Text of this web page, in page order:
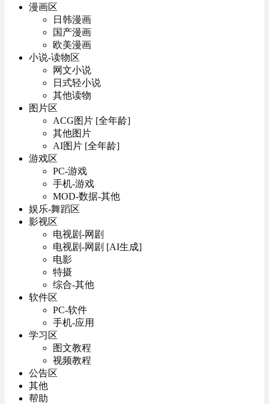
漫画区
日韩漫画
国产漫画
欧美漫画
小说-读物区
网文小说
日式轻小说
其他读物
图片区
ACG图片 [全年龄]
其他图片
AI图片 [全年龄]
游戏区
PC-游戏
手机-游戏
MOD-数据-其他
娱乐-舞蹈区
影视区
电视剧-网剧
电视剧-网剧 [AI生成]
电影
特摄
综合-其他
软件区
PC-软件
手机-应用
学习区
图文教程
视频教程
公告区
其他
帮助